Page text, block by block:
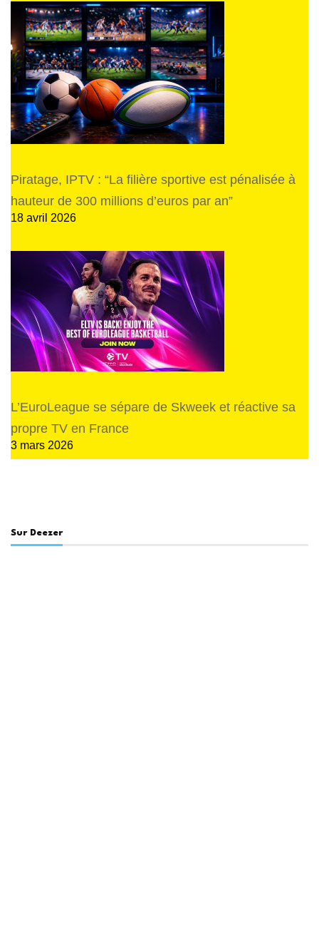
Piratage, IPTV : “La filière sportive est pénalisée à
hauteur de 300 millions d’euros par an”
18 avril 2026
L’EuroLeague se sépare de Skweek et réactive sa
propre TV en France
3 mars 2026
Sur Deezer